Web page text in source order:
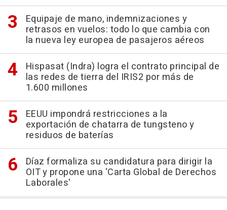
Equipaje de mano, indemnizaciones y
retrasos en vuelos: todo lo que cambia con
la nueva ley europea de pasajeros aéreos
Hispasat (Indra) logra el contrato principal de
las redes de tierra del IRIS2 por más de
1.600 millones
EEUU impondrá restricciones a la
exportación de chatarra de tungsteno y
residuos de baterías
Díaz formaliza su candidatura para dirigir la
OIT y propone una 'Carta Global de Derechos
Laborales'